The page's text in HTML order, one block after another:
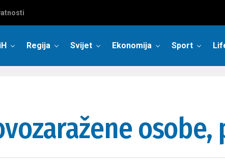
Regija Svijet Ekonomija Sport